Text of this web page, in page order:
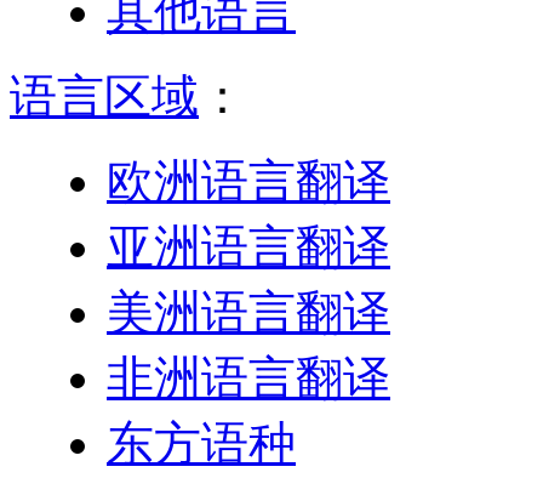
其他语言
语言区域 ：
欧洲语言翻译
亚洲语言翻译
美洲语言翻译
非洲语言翻译
东方语种